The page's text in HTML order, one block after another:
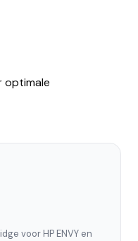
optimale
voor HP ENVY en